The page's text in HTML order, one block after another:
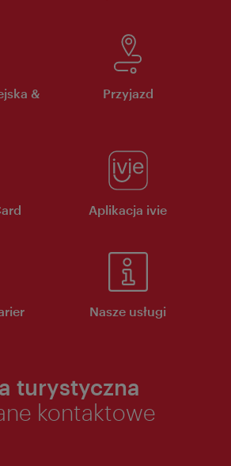
&
Przyjazd
Aplikacja ivie
Nasze usługi
turystyczna
kontaktowe